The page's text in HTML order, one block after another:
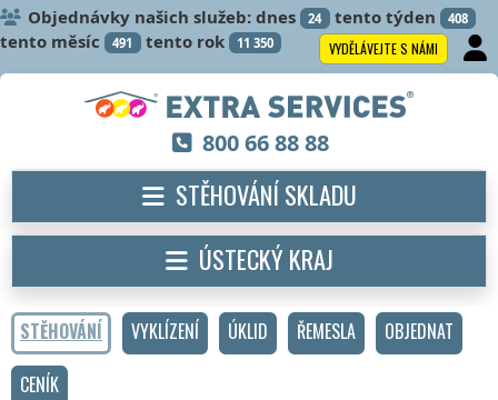
Objednávky našich služeb: dnes 24 tento týden 408
tento měsíc 491 tento rok 11 350 VYDĚLÁVEJTE S NÁMI
STĚHOVÁNÍ VYKLÍZENÍ ÚKLID ŘEMESLA
OBJEDNAT
CENÍK
800 66 88 88
STĚHOVÁNÍ SKLADU
ÚSTECKÝ KRAJ